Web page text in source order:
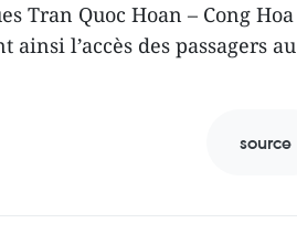
Tran Quoc Hoan – Cong Hoa
l’accès des passagers au
source